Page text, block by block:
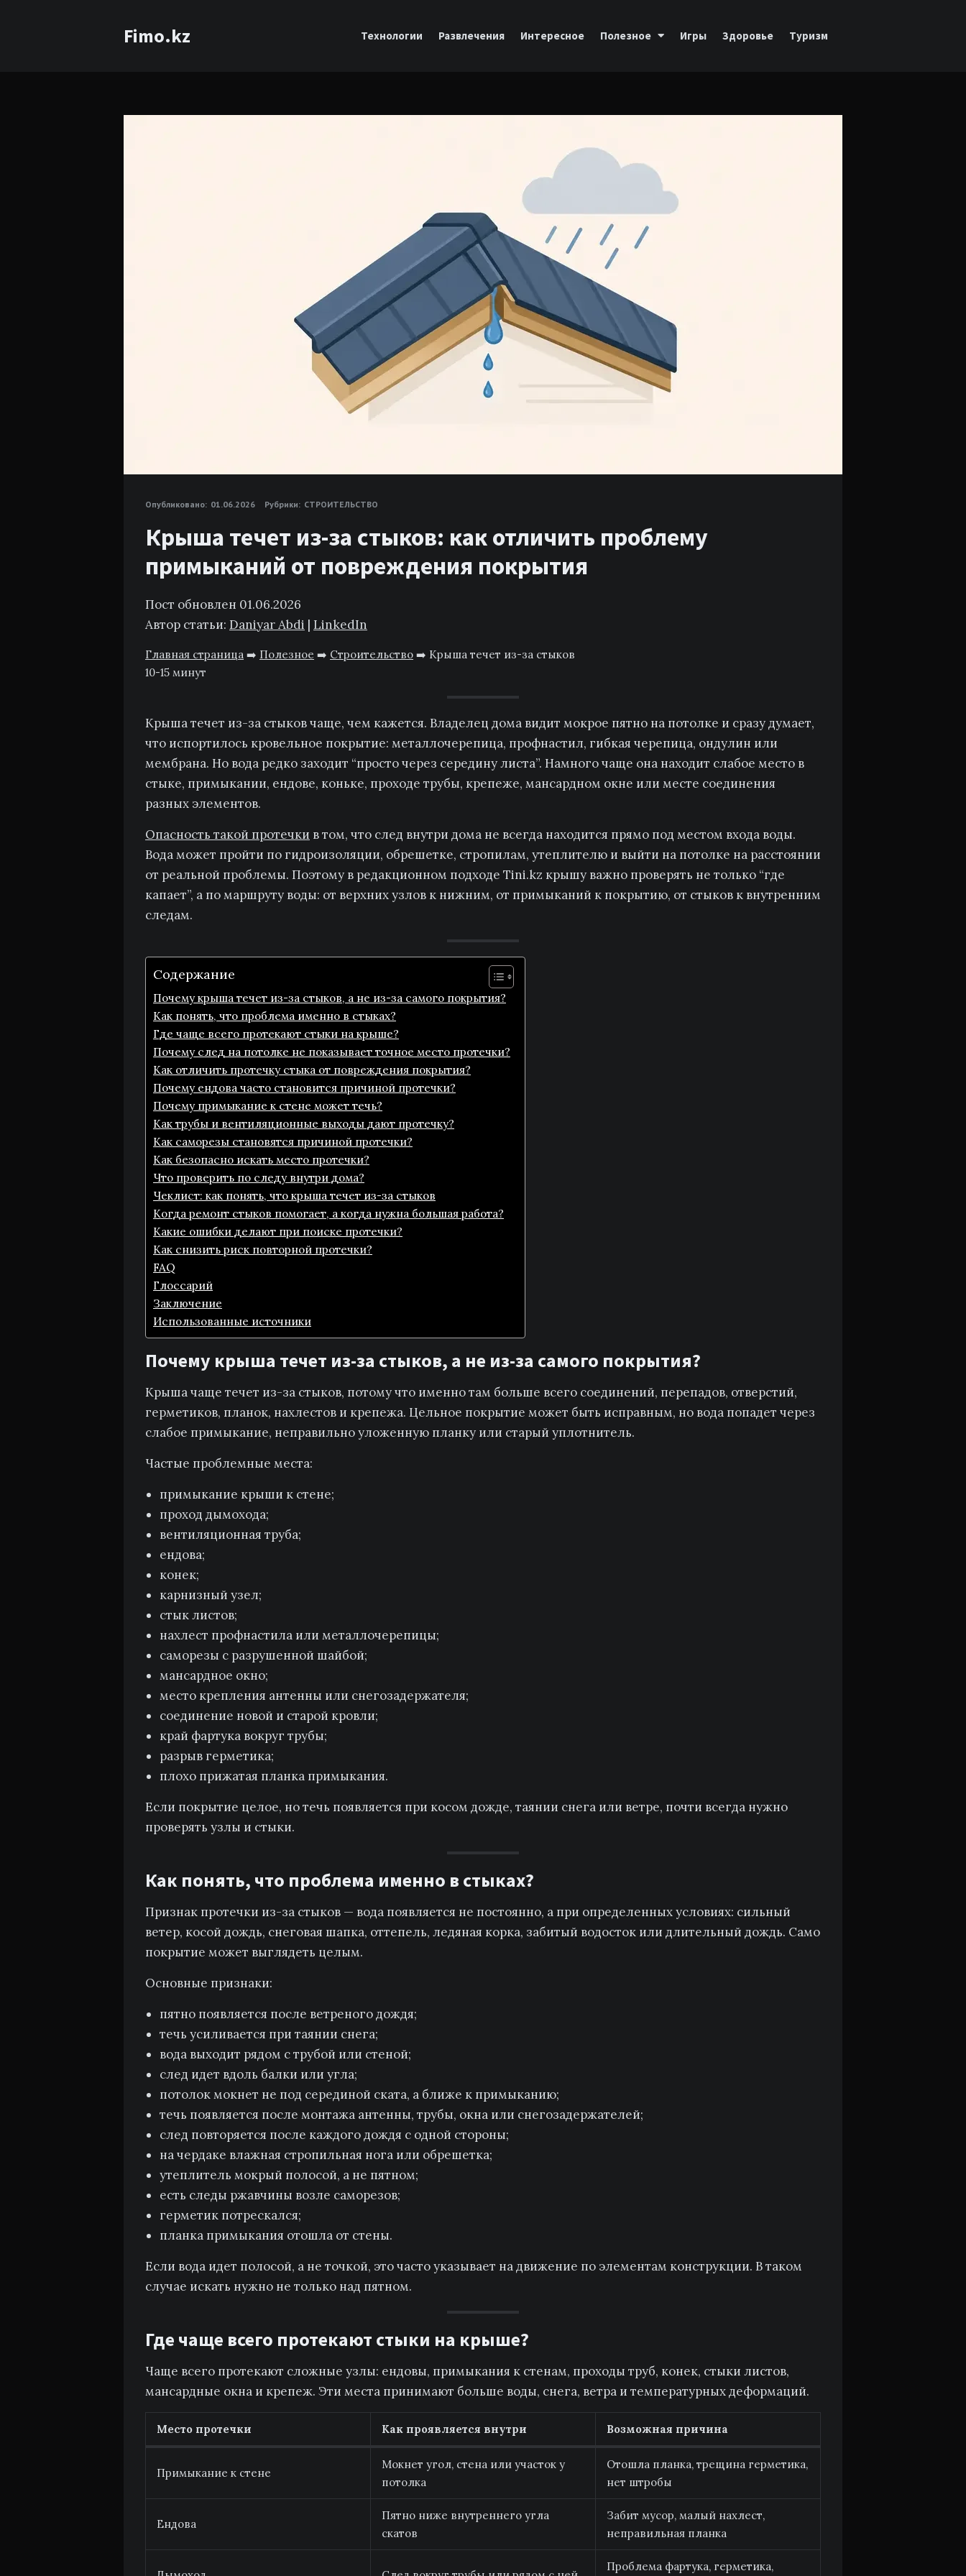
Fimo.kz Технологии Развлечения Интересное Полезное Игры Здоровье Туризм
Опубликовано: 01.06.2026 Рубрики: СТРОИТЕЛЬСТВО
Крыша течет из-за стыков: как отличить проблему
примыканий от повреждения покрытия
Пост обновлен 01.06.2026
Автор статьи: Daniyar Abdi | LinkedIn
Главная страница ➡️ Полезное ➡️ Строительство ➡️ Крыша течет из-за стыков
10-15 минут
Крыша течет из-за стыков чаще, чем кажется. Владелец дома видит мокрое пятно на потолке и сразу думает,
что испортилось кровельное покрытие: металлочерепица, профнастил, гибкая черепица, ондулин или
мембрана. Но вода редко заходит “просто через середину листа”. Намного чаще она находит слабое место в
стыке, примыкании, ендове, коньке, проходе трубы, крепеже, мансардном окне или месте соединения
разных элементов.
Опасность такой протечки в том, что след внутри дома не всегда находится прямо под местом входа воды.
Вода может пройти по гидроизоляции, обрешетке, стропилам, утеплителю и выйти на потолке на расстоянии
от реальной проблемы. Поэтому в редакционном подходе Tini.kz крышу важно проверять не только “где
капает”, а по маршруту воды: от верхних узлов к нижним, от примыканий к покрытию, от стыков к внутренним
следам.
Содержание
Почему крыша течет из-за стыков, а не из-за самого покрытия?
Как понять, что проблема именно в стыках?
Где чаще всего протекают стыки на крыше?
Почему след на потолке не показывает точное место протечки?
Как отличить протечку стыка от повреждения покрытия?
Почему ендова часто становится причиной протечки?
Почему примыкание к стене может течь?
Как трубы и вентиляционные выходы дают протечку?
Как саморезы становятся причиной протечки?
Как безопасно искать место протечки?
Что проверить по следу внутри дома?
Чеклист: как понять, что крыша течет из-за стыков
Когда ремонт стыков помогает, а когда нужна большая работа?
Какие ошибки делают при поиске протечки?
Как снизить риск повторной протечки?
FAQ
Глоссарий
Заключение
Использованные источники
Почему крыша течет из-за стыков, а не из-за самого покрытия?
Крыша чаще течет из-за стыков, потому что именно там больше всего соединений, перепадов, отверстий,
герметиков, планок, нахлестов и крепежа. Цельное покрытие может быть исправным, но вода попадет через
слабое примыкание, неправильно уложенную планку или старый уплотнитель.
Частые проблемные места:
примыкание крыши к стене;
проход дымохода;
вентиляционная труба;
ендова;
конек;
карнизный узел;
стык листов;
нахлест профнастила или металлочерепицы;
саморезы с разрушенной шайбой;
мансардное окно;
место крепления антенны или снегозадержателя;
соединение новой и старой кровли;
край фартука вокруг трубы;
разрыв герметика;
плохо прижатая планка примыкания.
Если покрытие целое, но течь появляется при косом дожде, таянии снега или ветре, почти всегда нужно
проверять узлы и стыки.
Как понять, что проблема именно в стыках?
Признак протечки из-за стыков — вода появляется не постоянно, а при определенных условиях: сильный
ветер, косой дождь, снеговая шапка, оттепель, ледяная корка, забитый водосток или длительный дождь. Само
покрытие может выглядеть целым.
Основные признаки:
пятно появляется после ветреного дождя;
течь усиливается при таянии снега;
вода выходит рядом с трубой или стеной;
след идет вдоль балки или угла;
потолок мокнет не под серединой ската, а ближе к примыканию;
течь появляется после монтажа антенны, трубы, окна или снегозадержателей;
след повторяется после каждого дождя с одной стороны;
на чердаке влажная стропильная нога или обрешетка;
утеплитель мокрый полосой, а не пятном;
есть следы ржавчины возле саморезов;
герметик потрескался;
планка примыкания отошла от стены.
Если вода идет полосой, а не точкой, это часто указывает на движение по элементам конструкции. В таком
случае искать нужно не только над пятном.
Где чаще всего протекают стыки на крыше?
Чаще всего протекают сложные узлы: ендовы, примыкания к стенам, проходы труб, конек, стыки листов,
мансардные окна и крепеж. Эти места принимают больше воды, снега, ветра и температурных деформаций.
Место протечки Как проявляется внутри Возможная причина
Примыкание к стене
Мокнет угол, стена или участок у
потолка
Отошла планка, трещина герметика,
нет штробы
Ендова
Пятно ниже внутреннего угла
скатов
Забит мусор, малый нахлест,
неправильная планка
Проблема фартука, герметика,